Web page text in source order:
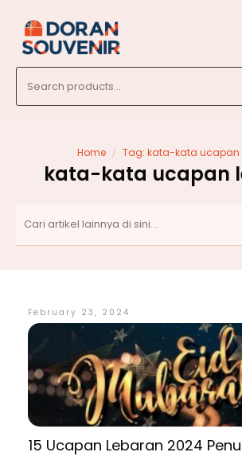
for:
Home / Tag: kata-kata ucapan
kata-kata ucapan
February 23, 2024
15 Ucapan Lebaran 2024